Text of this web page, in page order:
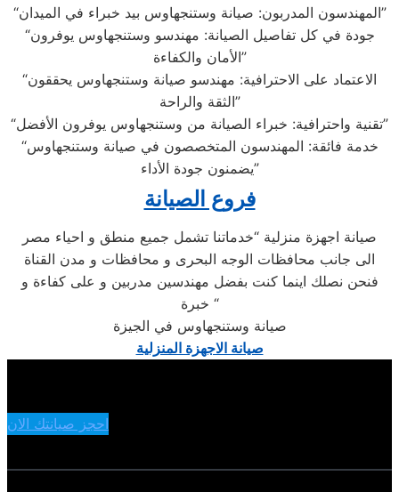
“المهندسون المدربون: صيانة وستنجهاوس بيد خبراء في الميدان”
“جودة في كل تفاصيل الصيانة: مهندسو وستنجهاوس يوفرون
الأمان والكفاءة”
“الاعتماد على الاحترافية: مهندسو صيانة وستنجهاوس يحققون
الثقة والراحة”
“تقنية واحترافية: خبراء الصيانة من وستنجهاوس يوفرون الأفضل”
“خدمة فائقة: المهندسون المتخصصون في صيانة وستنجهاوس
يضمنون جودة الأداء”
فروع الصيانة
صيانة اجهزة منزلية “خدماتنا تشمل جميع منطق و احياء مصر
الى جانب محافظات الوجه البحرى و محافظات و مدن القناة
فنحن نصلك اينما كنت بفضل مهندسين مدربين و على كفاءة و
خبرة “
صيانة وستنجهاوس في الجيزة
صيانة الاجهزة المنزلية
احجز صيانتك الان